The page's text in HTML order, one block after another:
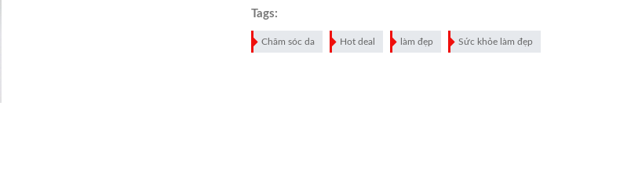
Tags:
Chăm sóc da Hot deal làm đẹp Sức khỏe làm đẹp